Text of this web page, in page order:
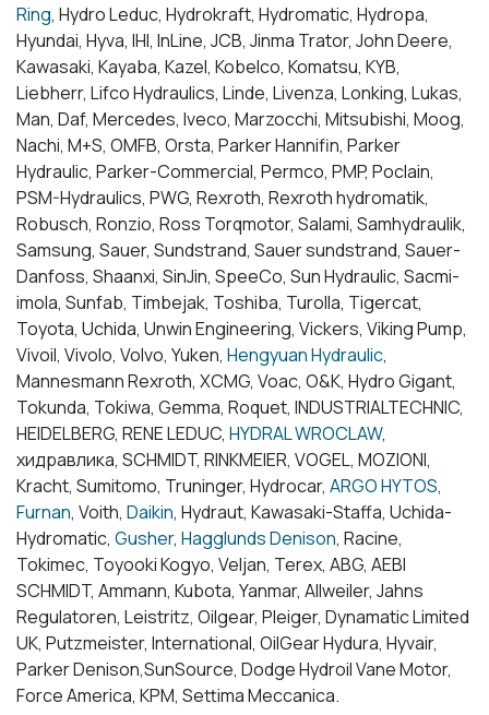
Ring, Hydro Leduc, Hydrokraft, Hydromatic, Hydropa,
Hyundai, Hyva, IHI, InLine, JCB, Jinma Trator, John Deere,
Kawasaki, Kayaba, Kazel, Kobelco, Komatsu, KYB,
Liebherr, Lifco Hydraulics, Linde, Livenza, Lonking, Lukas,
Man, Daf, Mercedes, Iveco, Marzocchi, Mitsubishi, Moog,
Nachi, M+S, OMFB, Orsta, Parker Hannifin, Parker
Hydraulic, Parker-Commercial, Permco, PMP, Poclain,
PSM-Hydraulics, PWG, Rexroth, Rexroth hydromatik,
Robusch, Ronzio, Ross Torqmotor, Salami, Samhydraulik,
Samsung, Sauer, Sundstrand, Sauer sundstrand, Sauer-
Danfoss, Shaanxi, SinJin, SpeeCo, Sun Hydraulic, Sacmi-
imola, Sunfab, Timbejak, Toshiba, Turolla, Tigercat,
Toyota, Uchida, Unwin Engineering, Vickers, Viking Pump,
Vivoil, Vivolo, Volvo, Yuken, Hengyuan Hydraulic,
Mannesmann Rexroth, XCMG, Voac, O&K, Hydro Gigant,
Tokunda, Tokiwa, Gemma, Roquet, INDUSTRIALTECHNIC,
HEIDELBERG, RENE LEDUC, HYDRAL WROCLAW,
хидравлика, SCHMIDT, RINKMEIER, VOGEL, MOZIONI,
Kracht, Sumitomo, Truninger, Hydrocar, ARGO HYTOS,
Furnan, Voith, Daikin, Hydraut, Kawasaki-Staffa, Uchida-
Hydromatic, Gusher, Hagglunds Denison, Racine,
Tokimec, Toyooki Kogyo, Veljan, Terex, ABG, AEBI
SCHMIDT, Ammann, Kubota, Yanmar, Allweiler, Jahns
Regulatoren, Leistritz, Oilgear, Pleiger, Dynamatic Limited
UK, Putzmeister, International, OilGear Hydura, Hyvair,
Parker Denison,SunSource, Dodge Hydroil Vane Motor,
Force America, KPM, Settima Meccanica.